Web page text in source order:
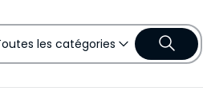
les catégories